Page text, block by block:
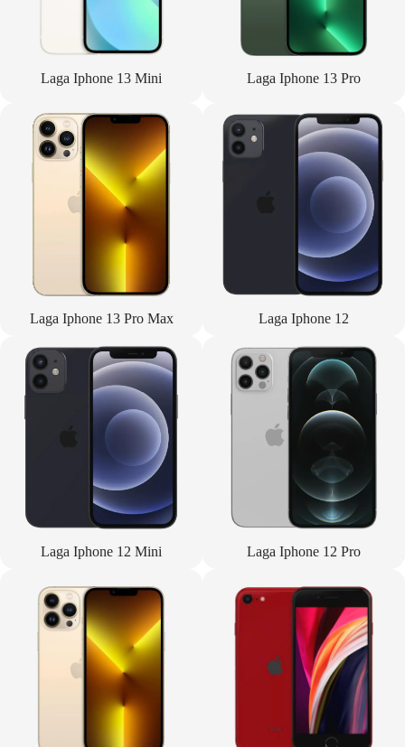
Laga Iphone 13 Mini Laga Iphone 13 Pro
Laga Iphone 13 Pro Max Laga Iphone 12
Laga Iphone 12 Mini Laga Iphone 12 Pro